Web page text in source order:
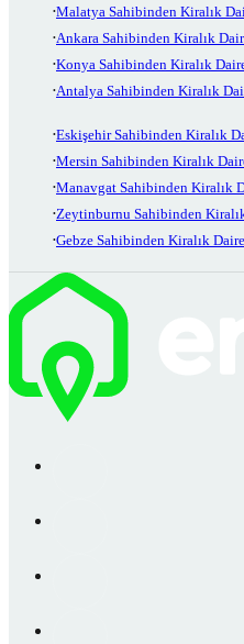
Malatya Sahibinden Kiralık
Ankara Sahibinden Kiralık
Konya Sahibinden Kiralık
Antalya Sahibinden Kiralık
Eskişehir Sahibinden Kiralık
Mersin Sahibinden Kiralık
Manavgat Sahibinden Kiralık
Zeytinburnu Sahibinden
Gebze Sahibinden Kiralık Daire